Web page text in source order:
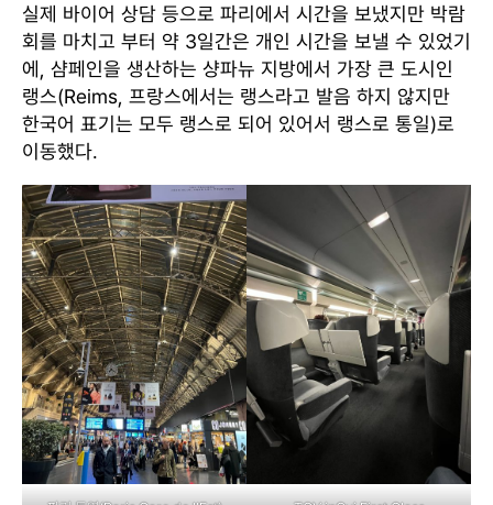
실제 바이어 상담 등으로 파리에서 시간을 보냈지만 박람
회를 마치고 부터 약 3일간은 개인 시간을 보낼 수 있었기
에, 샴페인을 생산하는 샹파뉴 지방에서 가장 큰 도시인
랭스(Reims, 프랑스에서는 랭스라고 발음 하지 않지만
한국어 표기는 모두 랭스로 되어 있어서 랭스로 통일)로
이동했다.